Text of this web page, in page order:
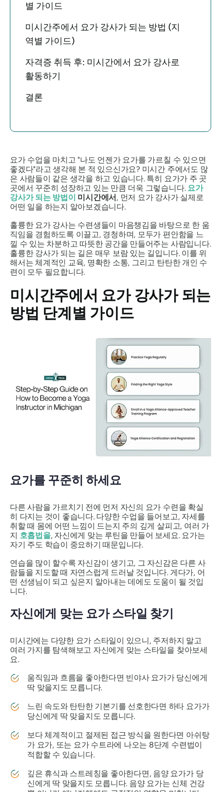
별 가이드
미시간주에서 요가 강사가 되는 방법 (지
역별 가이드)
자격증 취득 후: 미시간에서 요가 강사로
활동하기
결론
요가 수업을 마치고 "나도 언젠가 요가를 가르칠 수 있으면
좋겠다"라고 생각해 본 적 있으신가요? 미시간 주에서도 많
은 사람들이 같은 생각을 하고 있습니다. 특히 요가가 주 곳
곳에서 꾸준히 성장하고 있는 만큼 더욱 그렇습니다. 요가
강사가 되는 방법이 미시간에서, 먼저 요가 강사가 실제로
어떤 일을 하는지 알아보겠습니다.
훌륭한 요가 강사는 수련생들이 마음챙김을 바탕으로 한 움
직임을 경험하도록 이끌고, 경청하며, 모두가 편안함을 느
낄 수 있는 차분하고 따뜻한 공간을 만들어주는 사람입니다.
훌륭한 강사가 되는 길은 매우 보람 있는 길입니다. 이를 위
해서는 체계적인 교육, 명확한 소통, 그리고 탄탄한 개인 수
련이 모두 필요합니다.
미시간주에서 요가 강사가 되는
방법 단계별 가이드
요가를 꾸준히 하세요
다른 사람을 가르치기 전에 먼저 자신의 요가 수련을 확실
히 다지는 것이 좋습니다. 다양한 수업을 들어보고, 자세를
취할 때 몸에 어떤 느낌이 드는지 주의 깊게 살피고, 여러 가
지 호흡법을, 자신에게 맞는 루틴을 만들어 보세요. 요가는
자기 주도 학습이 중요하기 때문입니다.
연습을 많이 할수록 자신감이 생기고, 그 자신감은 다른 사
람들을 지도할 때 자연스럽게 드러날 것입니다. 게다가, 어
떤 선생님이 되고 싶은지 알아내는 데에도 도움이 될 것입
니다.
자신에게 맞는 요가 스타일 찾기
미시간에는 다양한 요가 스타일이 있으니, 주저하지 말고
여러 가지를 탐색해보고 자신에게 맞는 스타일을 찾아보세
요.
움직임과 흐름을 좋아한다면 빈야사 요가가 당신에게
딱 맞을지도 모릅니다.
느린 속도와 탄탄한 기본기를 선호한다면 하타 요가가
당신에게 딱 맞을지도 모릅니다.
보다 체계적이고 절제된 접근 방식을 원한다면 아쉬탕
가 요가, 또는 요가 수트라에 나오는 8단계 수련법이
적합할 수 있습니다.
깊은 휴식과 스트레칭을 좋아한다면, 음양 요가가 당
신에게 딱 맞을지도 모릅니다. 음양 요가는 신체 건강